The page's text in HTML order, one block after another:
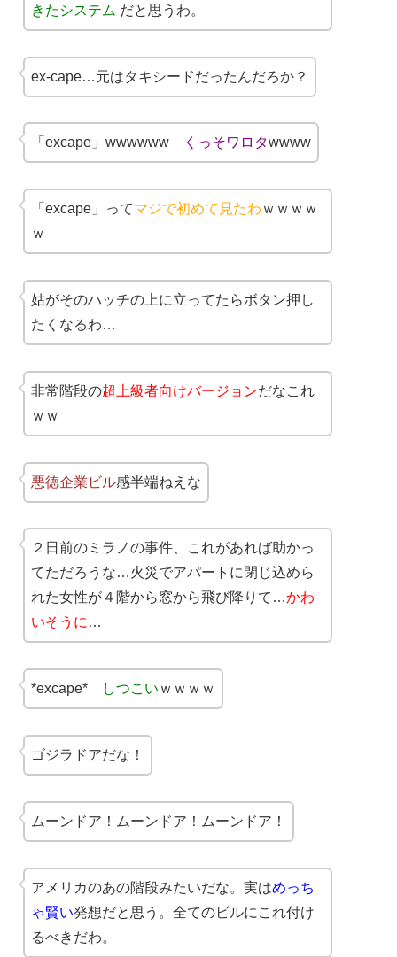
きたシステム だと思うわ。
ex-cape…元はタキシードだったんだろか？
「excape」wwwwww くっそワロタwwww
「excape」ってマジで初めて見たわ ｗｗｗｗ
ｗ
姑がそのハッチの上に立ってたらボタン押し
たくなるわ…
非常階段の超上級者向けバージョンだなこれ
ｗｗ
悪徳企業ビル感半端ねえな
２日前のミラノの事件、これがあれば助かっ
てただろうな…火災でアパートに閉じ込めら
れた女性が４階から窓から飛び降りて…かわ
いそうに…
*excape* しつこい ｗｗｗｗ
ゴジラドアだな！
ムーンドア！ムーンドア！ムーンドア！
アメリカのあの階段みたいだな。実はめっち
ゃ賢い発想だと思う。全てのビルにこれ付け
るべきだわ。